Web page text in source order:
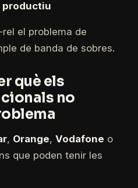
el problema de
de banda de sobres.
què els
no
, Orange, Vodafone o
que poden tenir les